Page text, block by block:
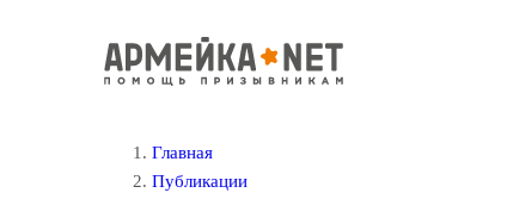
Главная
Публикации